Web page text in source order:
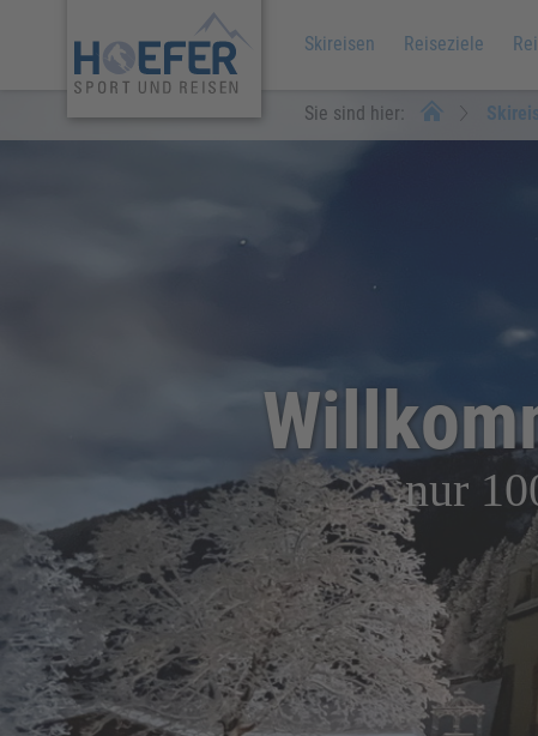
Skireisen Reiseziele
Sie sind hier:
nur